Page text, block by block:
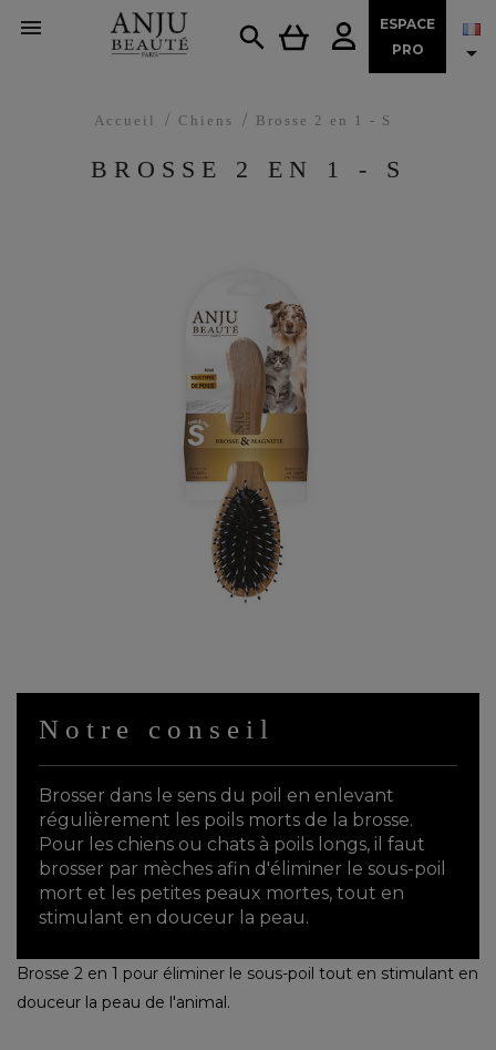


ESPACE
PRO

Accueil Chiens Brosse 2 en 1 - S
BROSSE 2 EN 1 - S
Notre conseil
Brosser dans le sens du poil en enlevant
régulièrement les poils morts de la brosse.
Pour les chiens ou chats à poils longs, il faut
brosser par mèches afin d'éliminer le sous-poil
mort et les petites peaux mortes, tout en
stimulant en douceur la peau.
Brosse 2 en 1 pour éliminer le sous-poil tout en stimulant en
douceur la peau de l'animal.